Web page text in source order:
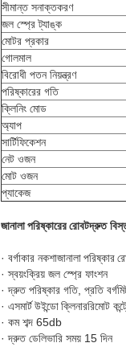
সীমান্ত সনাক্তকরণ
জল স্প্রে ট্যাঙ্ক
মোটর প্রকার
গোলমাল
বিরোধী পতন নিয়ন্ত্রণ
পরিষ্কারের গতি
ক্লিনিং মোড
অ্যাপ
সার্টিফিকেশন
নেট ওজন
মোট ওজন
প্যাকেজ
জানালা পরিষ্কারের রোবটদ্রুত
· বর্গাকার নকশাজানালা পরিষ্কার
· স্বয়ংক্রিয় জল স্প্রে ফাংশন
· দ্রুত পরিষ্কার গতি, প্রতি
· এসমার্ট উইন্ডো ক্লিনাররিমোট
· কম শব্দ 65db
· দ্রুত ডেলিভারি সময় 15 দিন